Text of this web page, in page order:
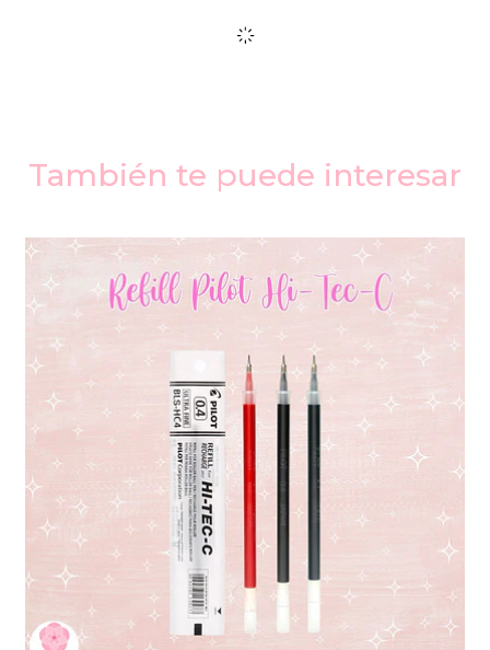
También te puede interesar